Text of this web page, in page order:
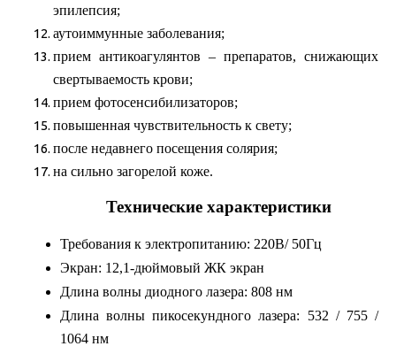
эпилепсия;
аутоиммунные заболевания;
прием антикоагулянтов – препаратов, снижающих
свертываемость крови;
прием фотосенсибилизаторов;
повышенная чувствительность к свету;
после недавнего посещения солярия;
на сильно загорелой коже.
Технические характеристики
Требования к электропитанию: 220В/ 50Гц
Экран: 12,1-дюймовый ЖК экран
Длина волны диодного лазера: 808 нм
Длина волны пикосекундного лазера: 532 / 755 /
1064 нм